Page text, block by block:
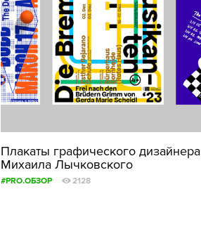
Плакаты графического дизайнера
Михаила Лычковского
#PRO.ОБЗОР 2128